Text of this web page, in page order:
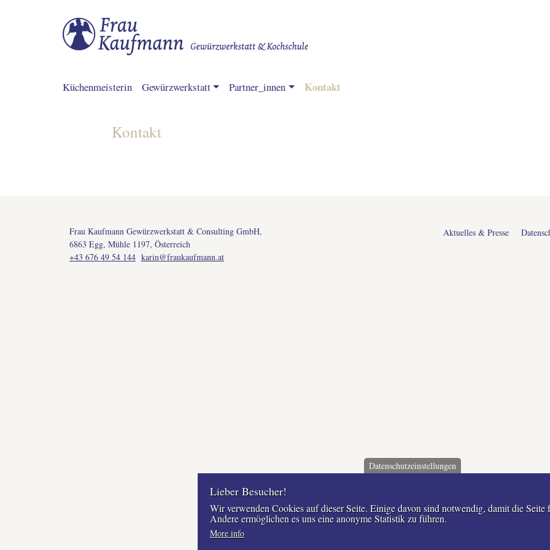
Hauptnavigation
Küchenmeisterin Gewürzwerkstatt Partner_innen Kontakt
Kontakt
Frau Kaufmann Gewürzwerkstatt & Consulting GmbH,
6863 Egg, Mühle 1197, Österreich
+43 676 49 54 144 karin@fraukaufmann.at
Aktuelles & Presse
Datenschutzeinstellungen
Lieber Besucher!
Wir verwenden Cookies auf dieser Seite. Einige davon sind notwendig, damit die Seite
Andere ermöglichen es uns eine anonyme Statistik zu führen.
More info